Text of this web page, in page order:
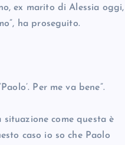
ex marito di Alessia oggi,
ha proseguito.
Per me va bene”.
situazione come questa è
caso io so che Paolo